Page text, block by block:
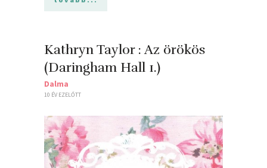
Kathryn Taylor : Az örökös
(Daringham Hall 1.)
Dalma
10 ÉV EZELŐTT